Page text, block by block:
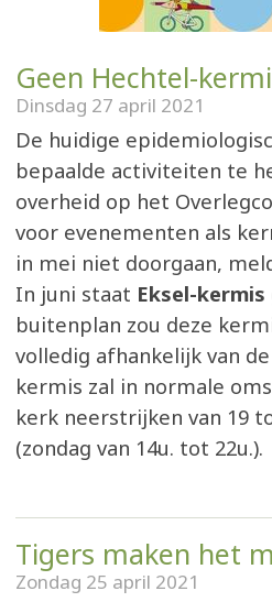
Geen Hechtel-
Dinsdag 27 april 2021
De huidige
bepaalde activiteiten te
overheid op het
voor evenementen als
in mei niet doorgaan,
In juni staat Eksel-kermis
buitenplan zou deze
volledig afhankelijk van
kermis zal in normale
kerk neerstrijken van 19
(zondag van 14u. tot 22u.).
Tigers maken het
Zondag 25 april 2021